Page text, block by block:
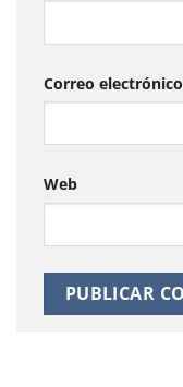
Correo electrónico
Web